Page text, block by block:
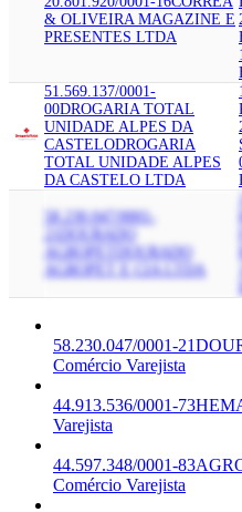
& OLIVEIRA MAGAZINE E
PRESENTES LTDA
51.569.137/0001-
00DROGARIA TOTAL
UNIDADE ALPES DA
CASTELODROGARIA
TOTAL UNIDADE ALPES
DA CASTELO LTDA
58.230.047/0001-
DOURADO
AGROPET
DOURADO
AGROPET E CIA LTDA
58.230.047/0001-21
Comércio Varejista
44.913.536/0001-73
Varejista
44.597.348/0001-83
Comércio Varejista